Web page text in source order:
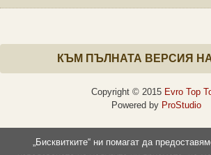
КЪМ ПЪЛНАТА ВЕРСИЯ
Copyright © 2015 Evro Top
Powered by ProStudio
„Бисквитките“ ни помагат да